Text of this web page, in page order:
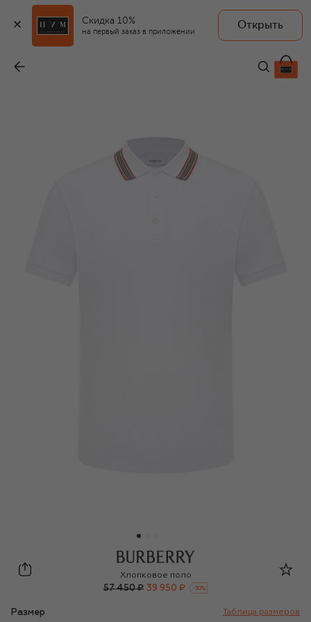
Скидка 10%
на первый заказ в приложении
Открыть
39 950 ₽
Burberry
Хлопковое поло
57 450 ₽ 39 950 ₽ -30%
Размер Таблица размеров